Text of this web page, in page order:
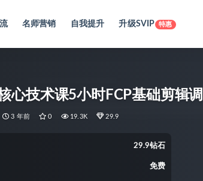
名师营销 自我提升 升级SVIP 特惠
心技术课5小时FCP基础剪辑
3 年前 0 19.3K 29.9
29.9钻石
免费